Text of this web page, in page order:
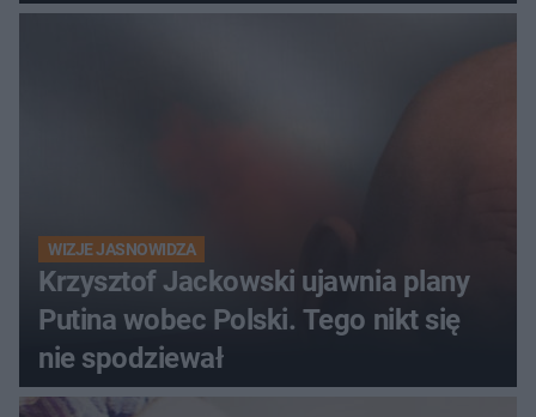
WIZJE JASNOWIDZA
Krzysztof Jackowski ujawnia plany
Putina wobec Polski. Tego nikt się
nie spodziewał